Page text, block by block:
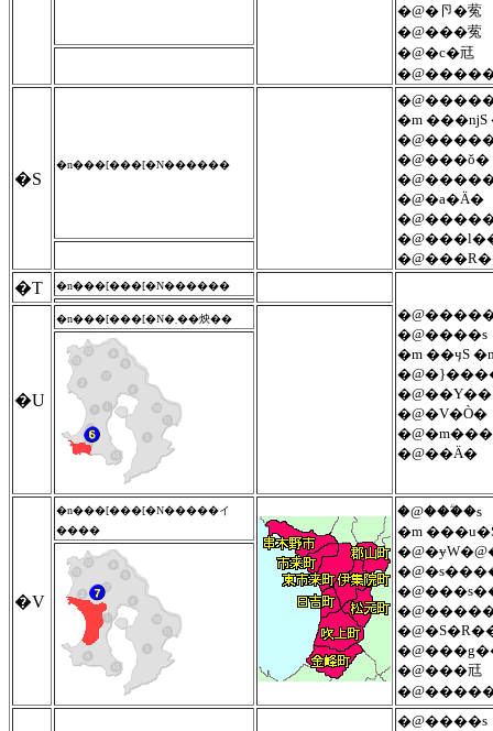
�@�卪�蒬
�@���蒬
�@�c�㒬
�S
�n���[���[�N������
�m ���ǌS
�@���ǒ�
�@�a�Ӓ�
�T �n���[���[�N������
�@����s
�m ��ӌS
�@��Y��
�@�V�Ò�
�@��Ӓ�
�U
�n���[���[�N�܂��炴��
�V
�n���[���[�N�����イ
����
�@���ؖ�s
�m
�@���㒬
�@����s